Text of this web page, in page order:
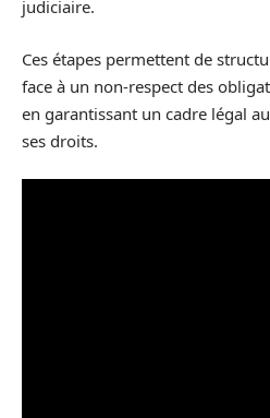
judiciaire.
Ces étapes permettent de
face à un non-respect des
en garantissant un cadre légal
ses droits.